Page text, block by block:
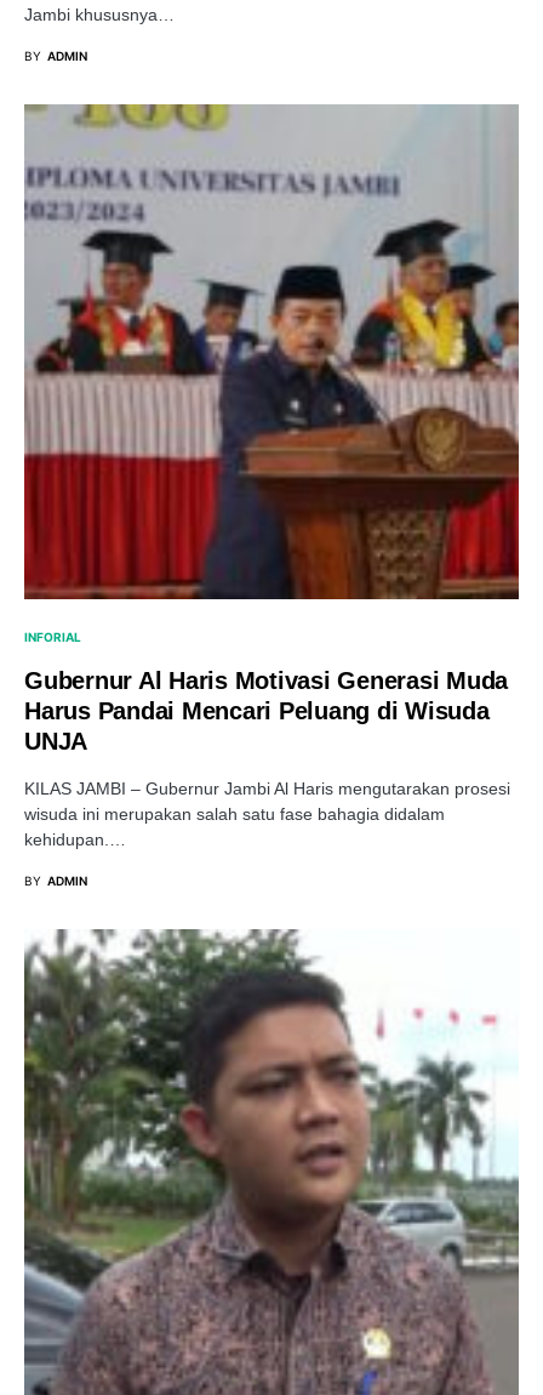
Jambi khususnya…
BY ADMIN
INFORIAL
Gubernur Al Haris Motivasi Generasi Muda
Harus Pandai Mencari Peluang di Wisuda
UNJA
KILAS JAMBI – Gubernur Jambi Al Haris mengutarakan prosesi
wisuda ini merupakan salah satu fase bahagia didalam
kehidupan.…
BY ADMIN